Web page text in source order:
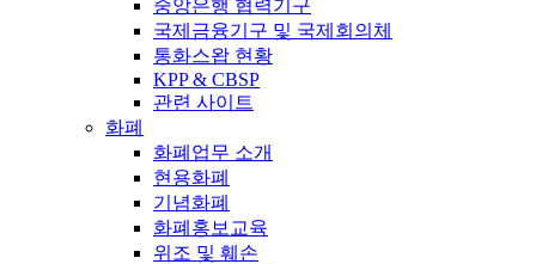
중앙은행 협력기구
국제금융기구 및 국제회의체
통화스왑 현황
KPP & CBSP
관련 사이트
화폐
화폐업무 소개
현용화폐
기념화폐
화폐홍보교육
위조 및 훼손